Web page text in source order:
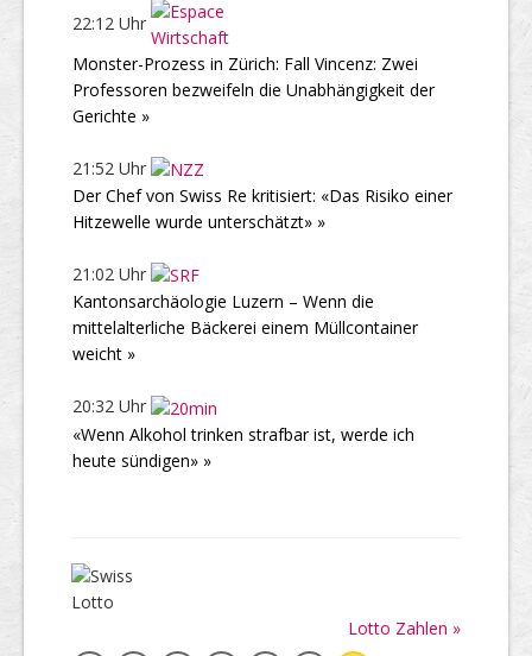
22:12 Uhr
Monster-Prozess in Zürich: Fall Vincenz: Zwei
Professoren bezweifeln die Unabhängigkeit der
Gerichte »
21:52 Uhr
Der Chef von Swiss Re kritisiert: «Das Risiko einer
Hitzewelle wurde unterschätzt» »
21:02 Uhr
Kantonsarchäologie Luzern – Wenn die
mittelalterliche Bäckerei einem Müllcontainer
weicht »
20:32 Uhr
«Wenn Alkohol trinken strafbar ist, werde ich
heute sündigen» »
Lotto Zahlen »